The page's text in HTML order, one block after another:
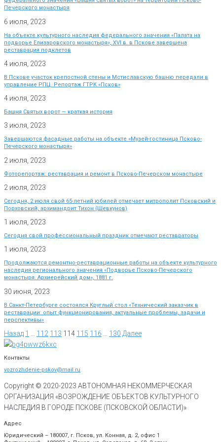
Печерского монастыря
6 июля, 2023
На объекте культурного наследия федерального значения «Палата на
подворье Елизаровского монастыря», XVI в. в Пскове завершена
реставрация подклетов
4 июля, 2023
В Пскове участок крепостной стены и Мстиславскую башню передали в
управление РПЦ. Репортаж ГТРК «Псков»
4 июля, 2023
Башня Святых ворот — краткая история
3 июля, 2023
Завершаются фасадные работы на объекте «Музей-гостиница Псково-
Печерского монастыря»
2 июля, 2023
Фоторепортаж: реставрация и ремонт в Псково-Печерском монастыре
2 июля, 2023
Сегодня, 2 июля свой 65-летний юбилей отмечает митрополит Псковский и
Порховский, архимандрит Тихон (Шевкунов)
1 июля, 2023
Сегодня свой профессиональный праздник отмечают реставраторы
1 июля, 2023
Продолжаются ремонтно-реставрационные работы на объекте культурного
наследия регионального значения «Подворье Псково-Печерского
монастыря. Архиерейский дом», 1881 г.
30 июня, 2023
В Санкт-Петербурге состоялся Круглый стол «Технический заказчик в
реставрации: опыт функционирования, актуальные проблемы, задачи и
перспективы»
Назад 1 112 113 114 115 116 130 Далее
Контакты
vozrozhdenie-pskov@mail.ru
Copyright © 2020-2023 АВТОНОМНАЯ НЕКОММЕРЧЕСКАЯ
ОРГАНИЗАЦИЯ «ВОЗРОЖДЕНИЕ ОБЪЕКТОВ КУЛЬТУРНОГО
НАСЛЕДИЯ В ГОРОДЕ ПСКОВЕ (ПСКОВСКОЙ ОБЛАСТИ)»
Адрес
Юридический – 180007, г. Псков, ул. Конная, д. 2, офис 1